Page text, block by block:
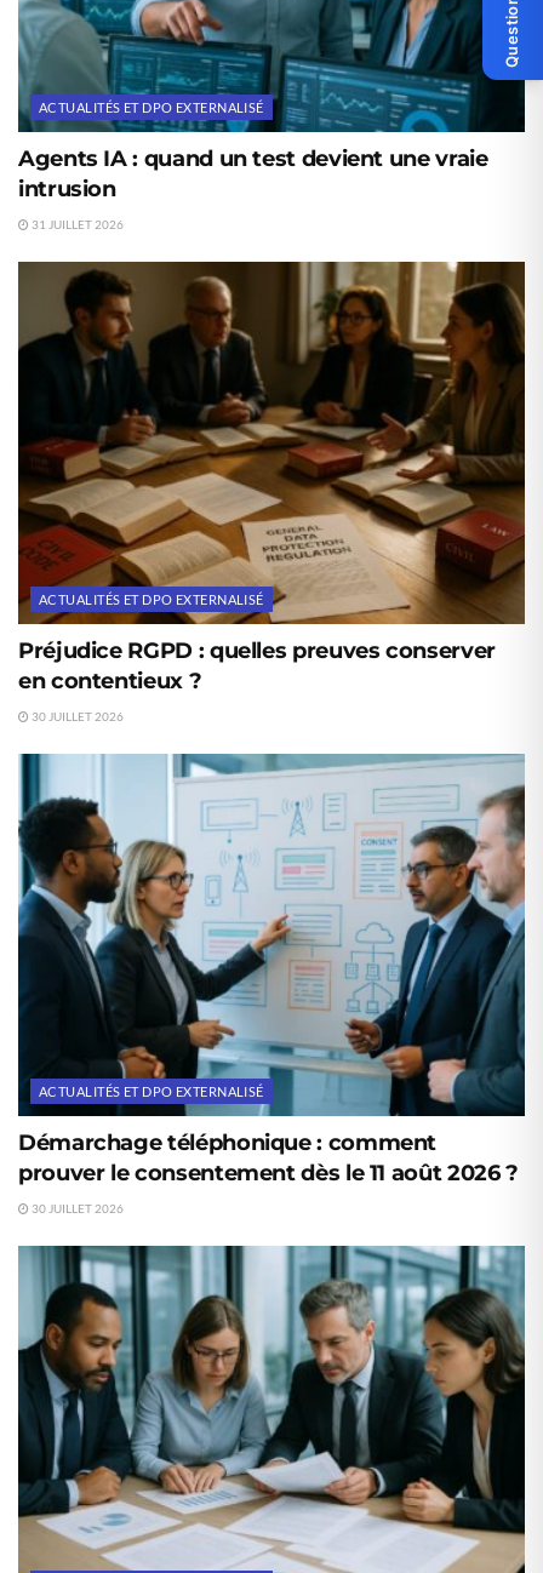
ACTUALITÉS ET DPO EXTERNALISÉ
Agents IA : quand un test devient une vraie
intrusion
31 JUILLET 2026
ACTUALITÉS ET DPO EXTERNALISÉ
Préjudice RGPD : quelles preuves conserver
en contentieux ?
30 JUILLET 2026
ACTUALITÉS ET DPO EXTERNALISÉ
Démarchage téléphonique : comment
prouver le consentement dès le 11 août 2026 ?
30 JUILLET 2026
Question ?